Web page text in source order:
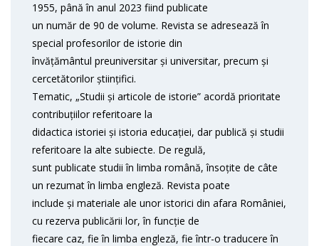
1955, până în anul 2023 fiind publicate
un număr de 90 de volume. Revista se adresează în
special profesorilor de istorie din
învățământul preuniversitar și universitar, precum și
cercetătorilor științifici.
Tematic, „Studii și articole de istorie” acordă prioritate
contribuțiilor referitoare la
didactica istoriei și istoria educației, dar publică și studii
referitoare la alte subiecte. De regulă,
sunt publicate studii în limba română, însoțite de câte
un rezumat în limba engleză. Revista poate
include și materiale ale unor istorici din afara României,
cu rezerva publicării lor, în funcție de
fiecare caz, fie în limba engleză, fie într-o traducere în